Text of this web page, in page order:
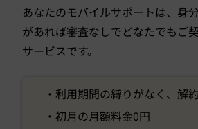
あなたのモバイルサポートは、身
があれば審査なしでどなたでもご
サービスです。
・利用期間の縛りがなく、解
・初月の月額料金0円